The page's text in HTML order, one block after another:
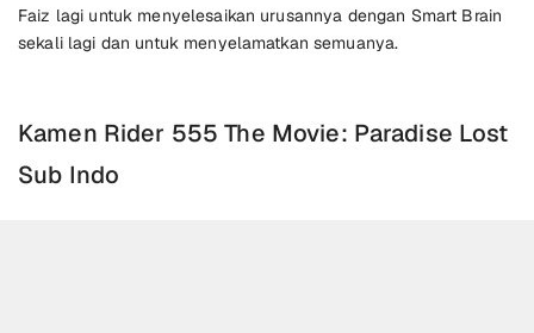
Faiz lagi untuk menyelesaikan urusannya dengan Smart Brain
sekali lagi dan untuk menyelamatkan semuanya.
Kamen Rider 555 The Movie: Paradise Lost
Sub Indo